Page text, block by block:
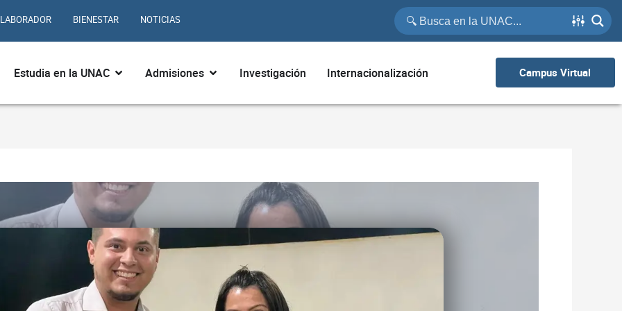
BIENESTAR NOTICIAS
¿Quiénes somos?
Estudia en la UNAC Abrir Estudia en la UNAC
Admisiones Abrir Admisiones
Investigación Internacionalización Campus Virtual